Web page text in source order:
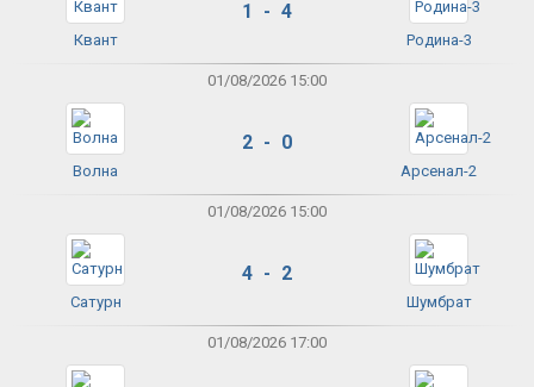
Квант
1 - 4
Родина-3
01/08/2026 15:00
Волна
2 - 0
Арсенал-2
01/08/2026 15:00
Сатурн
4 - 2
Шумбрат
01/08/2026 17:00